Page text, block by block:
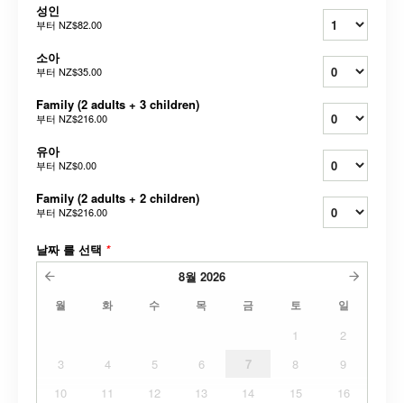
성인
부터 NZ$82.00
소아
부터 NZ$35.00
Family (2 adults + 3 children)
부터 NZ$216.00
유아
부터 NZ$0.00
Family (2 adults + 2 children)
부터 NZ$216.00
날짜 를 선택 *
8월 2026
월 화 수 목 금 토 일
1
2
3
4 5 6 7 8
9
10
11 12 13 14 15
16